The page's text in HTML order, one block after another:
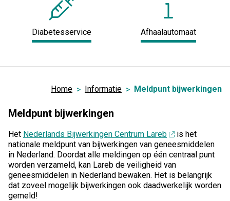
Diabetesservice Afhaalautomaat
Home Informatie Meldpunt bijwerkingen
Meldpunt bijwerkingen
Het Nederlands Bijwerkingen Centrum Lareb
is het
nationale meldpunt van bijwerkingen van geneesmiddelen
in Nederland. Doordat alle meldingen op één centraal punt
worden verzameld, kan Lareb de veiligheid van
geneesmiddelen in Nederland bewaken. Het is belangrijk
dat zoveel mogelijk bijwerkingen ook daadwerkelijk worden
gemeld!